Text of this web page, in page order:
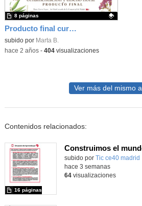
Producto final curso Introducción a la floristería, ornamentación y diseño floral
Contenido educativo.
subido por Marta B.
8 páginas
-hace 2 años- 404visualizaciones
Ver más del mismo
Contenidos relacionados:
Construimos el
subido por Tic ce40 madrid
16 páginas
hace 3 semanas
64visualizaciones